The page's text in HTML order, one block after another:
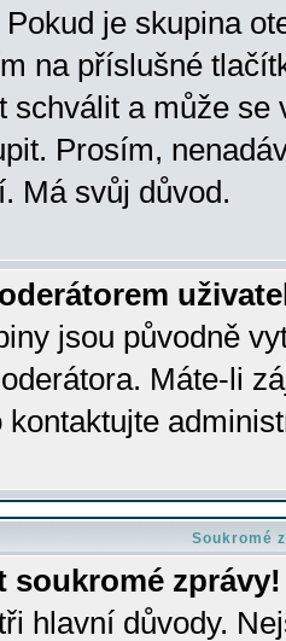
je skupina
na příslušné
schválit a může se
Prosím,
Má svůj důvod.
jsou původně
Máte-li
Soukromé
soukromé zprávy!
hlavní důvody.